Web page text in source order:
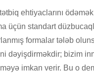
ehtiyaclarını
üçün standart
formalar tələb
dəyişdirməkdir; bizim
imkan verir. Bu o